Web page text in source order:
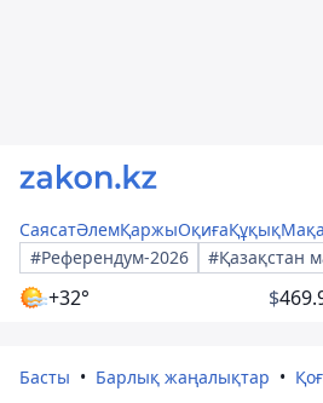
СаясатӘлемҚаржыОқиғаҚұқық
#Референдум-2026
#Қазақстан
+32° $
Басты Барлық жаңалықтар